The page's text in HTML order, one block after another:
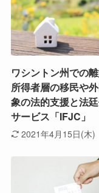
ワシントン州での
所得者層の移民や
象の法的支援と法
サービス「IFJC」
2021年4月15日(木)